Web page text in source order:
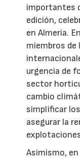
importantes
edición,
en Almería.
miembros de
urgencia de
sector
cambio
simplificar
asegurar la
Asimismo,